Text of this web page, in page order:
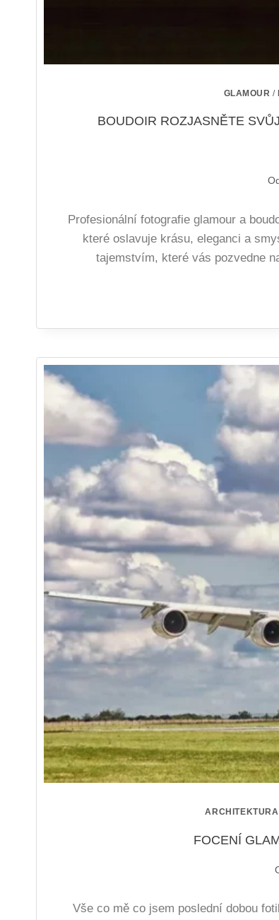
GLAMOUR /
BOUDOIR ROZJASNĚTE
Od
Profesionální fotografie glamour a
které oslavuje krásu, eleganci a
tajemstvím, které vás pozvedne
ARCHITEKTURA
FOCENÍ
Vše co mě co jsem poslední dobou